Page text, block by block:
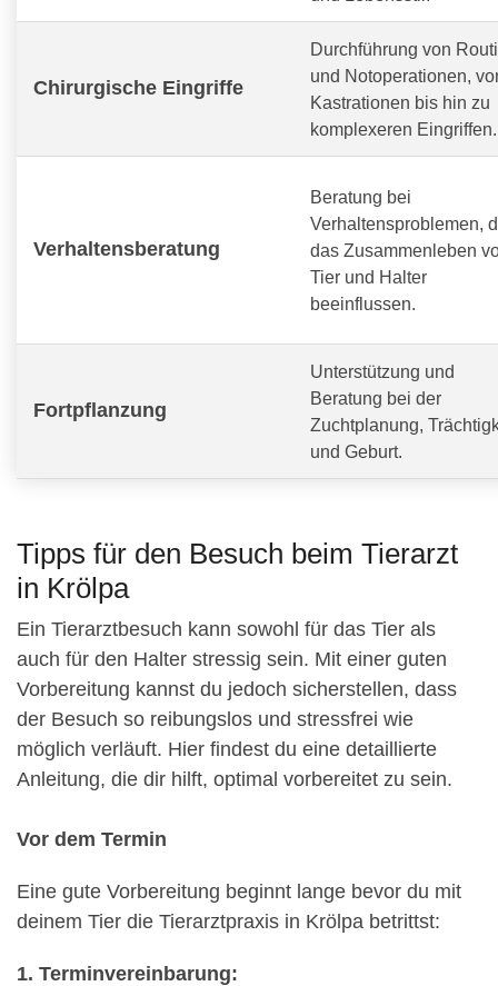
Chirurgische Eingriffe
Durchführung von
und Notoperationen,
Kastrationen bis hin zu
komplexeren Eingriffen.
Verhaltensberatung
Beratung bei
Verhaltensproblemen,
das Zusammenleben
Tier und Halter
beeinflussen.
Fortpflanzung
Unterstützung und
Beratung bei der
Zuchtplanung,
und Geburt.
Tipps für den Besuch beim Tierarzt
in Krölpa
Ein Tierarztbesuch kann sowohl für das Tier als
auch für den Halter stressig sein. Mit einer guten
Vorbereitung kannst du jedoch sicherstellen, dass
der Besuch so reibungslos und stressfrei wie
möglich verläuft. Hier findest du eine detaillierte
Anleitung, die dir hilft, optimal vorbereitet zu sein.
Vor dem Termin
Eine gute Vorbereitung beginnt lange bevor du mit
deinem Tier die Tierarztpraxis in Krölpa betrittst:
1. Terminvereinbarung: